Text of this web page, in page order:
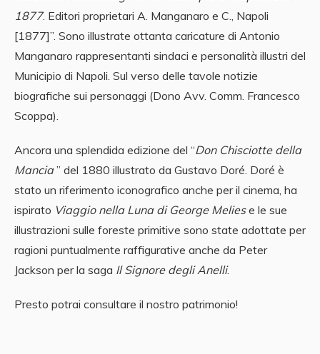
1877. Editori proprietari A. Manganaro e C., Napoli
[1877]”. Sono illustrate ottanta caricature di Antonio
Manganaro rappresentanti sindaci e personalità illustri del
Municipio di Napoli. Sul verso delle tavole notizie
biografiche sui personaggi (Dono Avv. Comm. Francesco
Scoppa).
Ancora una splendida edizione del “Don Chisciotte della
Mancia” del 1880 illustrato da Gustavo Doré. Doré è
stato un riferimento iconografico anche per il cinema, ha
ispirato Viaggio nella Luna di George Meliese le sue
illustrazioni sulle foreste primitive sono state adottate per
ragioni puntualmente raffigurative anche da Peter
Jackson per la saga Il Signore degli Anelli.
Presto potrai consultare il nostro patrimonio!